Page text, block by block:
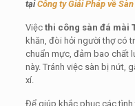
tạiCông ty Giải Pháp về
Việcthi công sàn đá mài
khăn, đòi hỏi người thợ có
chuẩn mực, đảm bao chất
này. Tránh việc sàn bị nứt,
xí.
Để giúp khắc phục các